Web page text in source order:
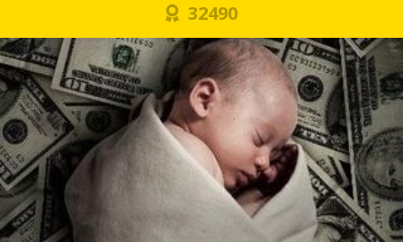
32490